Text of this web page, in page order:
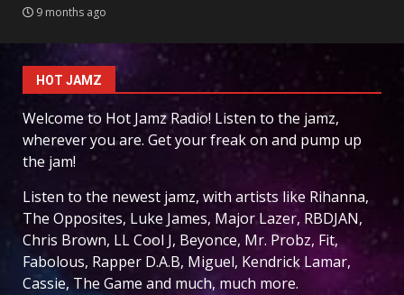
9 months ago
HOT JAMZ
Welcome to Hot Jamz Radio! Listen to the jamz,
wherever you are. Get your freak on and pump up
the jam!
Listen to the newest jamz, with artists like Rihanna,
The Opposites, Luke James, Major Lazer, RBDJAN,
Chris Brown, LL Cool J, Beyonce, Mr. Probz, Fit,
Fabolous, Rapper D.A.B, Miguel, Kendrick Lamar,
Cassie, The Game and much, much more.